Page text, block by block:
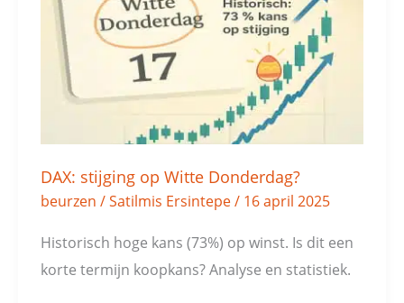
DAX: stijging op Witte Donderdag?
beurzen /Satilmis Ersintepe/ 16 april 2025
Historisch hoge kans (73%) op winst. Is dit een
korte termijn koopkans? Analyse en statistiek.
Witte
Donderdag?